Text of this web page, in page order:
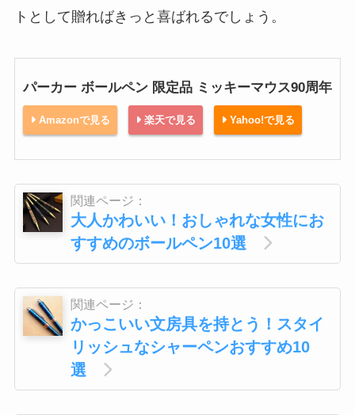
トとして贈ればきっと喜ばれるでしょう。
パーカー ボールペン 限定品 ミッキーマウス90周年
Amazonで見る 楽天で見る Yahoo!で見る
関連ページ：
大人かわいい！おしゃれな女性にお
すすめのボールペン10選
関連ページ：
かっこいい文房具を持とう！スタイ
リッシュなシャーペンおすすめ10
選